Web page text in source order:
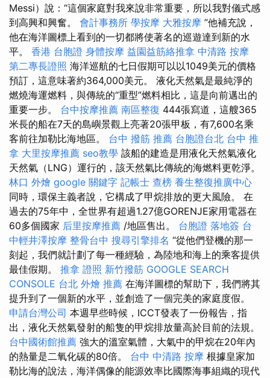
Messi）說：“這個家庭對我來說非常重要，所以我對儀式感
到高興和興奮。 會計事務所 學按摩 大雅按摩 ”他補充說，
他在海洋圖標上看到的一切都將使著名的巡遊達到新的水
平。 香港 台胞證 身體按摩 益園益筋絡推拿 中清路 按摩
第二專長證照 海洋巡航的七日假期可以以1049美元的價格
預訂，這意味著約364,000美元。 液化天然氣是最純淨的
燃燒海運燃料，與傳統的“重型”燃料相比，這是向前邁出的
重要一步。 台中按摩推薦 南區整復 444張寫道，這艘365
米長的船在7天的島嶼景觀上亮著20張甲板，有7,600名乘
客前往加勒比海地區。 台中 撥筋 推薦 台胞證台北 台中 推
拿 大里按摩推薦 seo教學 該船的建造是用液化天然氣液化
天然氣（LNG）運行的，該天然氣比傳統的海燃料更乾淨。
林口 外燴 google 關鍵字 記帳士 查榜 養生整復推廣中心
同時，環保主義者說，它構成了甲烷排放的更大風險。 在
過去的75年中，全世界有超過1.27億GORENJE家用電器在
60多個國家 后里按摩推薦 /地區售出。 台胞證 落地簽 台
中輕井澤按摩 整骨台中 搜尋引擎排名 “從他們登機的那一
刻起，我們就計劃了每一種經驗，為陸地和海上的乘客提供
最佳假期。 推拿 證照 新竹撥筋 GOOGLE SEARCH
CONSOLE 台北 外燴 推薦 在海洋圖標的幫助下，我們將其
提升到了一個新的水平，並創造了一個完美的家庭度假。
申請台灣公司 本週早些時候，ICCT發表了一份報告，指
出，液化天然氣發射的船隻的甲烷排放量高於目前的法規。
台中國術館推薦 強大的溫室氣體，大氣中的甲烷在20年內
的熱量是二氧化碳的80倍。 台中 中清路 按摩 根據皇家加
勒比海的說法，海洋偶像的能源效率比國際海事組織的現代